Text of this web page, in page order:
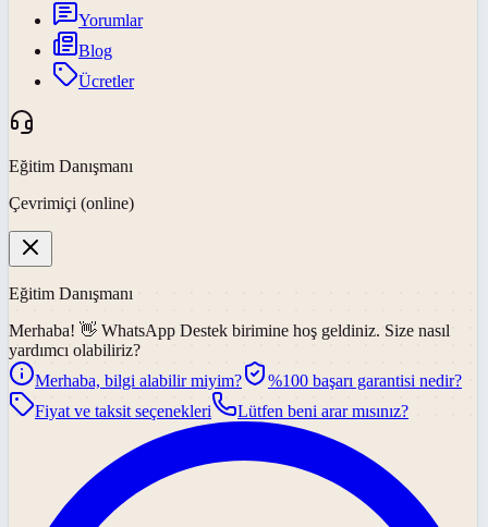
Yorumlar
Blog
Ücretler
Eğitim Danışmanı
Çevrimiçi (online)
Eğitim Danışmanı
Merhaba! 👋 WhatsApp Destek birimine hoş geldiniz. Size nasıl
yardımcı olabiliriz?
Merhaba, bilgi alabilir miyim?
%100 başarı garantisi nedir?
Fiyat ve taksit seçenekleri
Lütfen beni arar mısınız?